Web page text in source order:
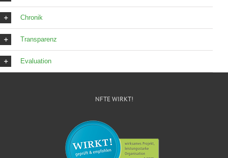
Chronik
Transparenz
Evaluation
NFTE WIRKT!